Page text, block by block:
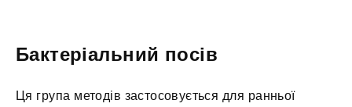
Бактеріальний посів
Ця група методів застосовується для ранньої